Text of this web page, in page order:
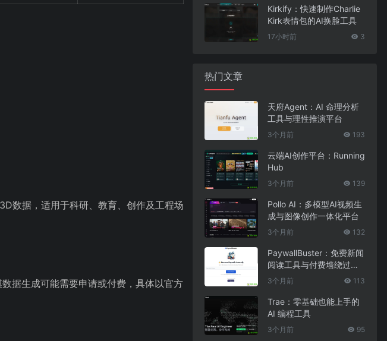
数据，适用于科研、教育、创作及工程场
据生成可能需要申请或付费，具体以官方
Kirkify：快速制作Charlie
Kirk表情包的AI换脸工具
17小时前 3
热门文章
天府Agent：AI 命理分析
工具与理性推演平台
3个月前 193
云端AI创作平台：Running
Hub
3个月前 139
Pollo AI：多模型AI视频生
成与图像创作一体化平台
3个月前 132
PaywallBuster：免费新闻
阅读工具与付费墙绕过助
手
3个月前 113
Trae：零基础也能上手的
AI 编程工具
3个月前 95